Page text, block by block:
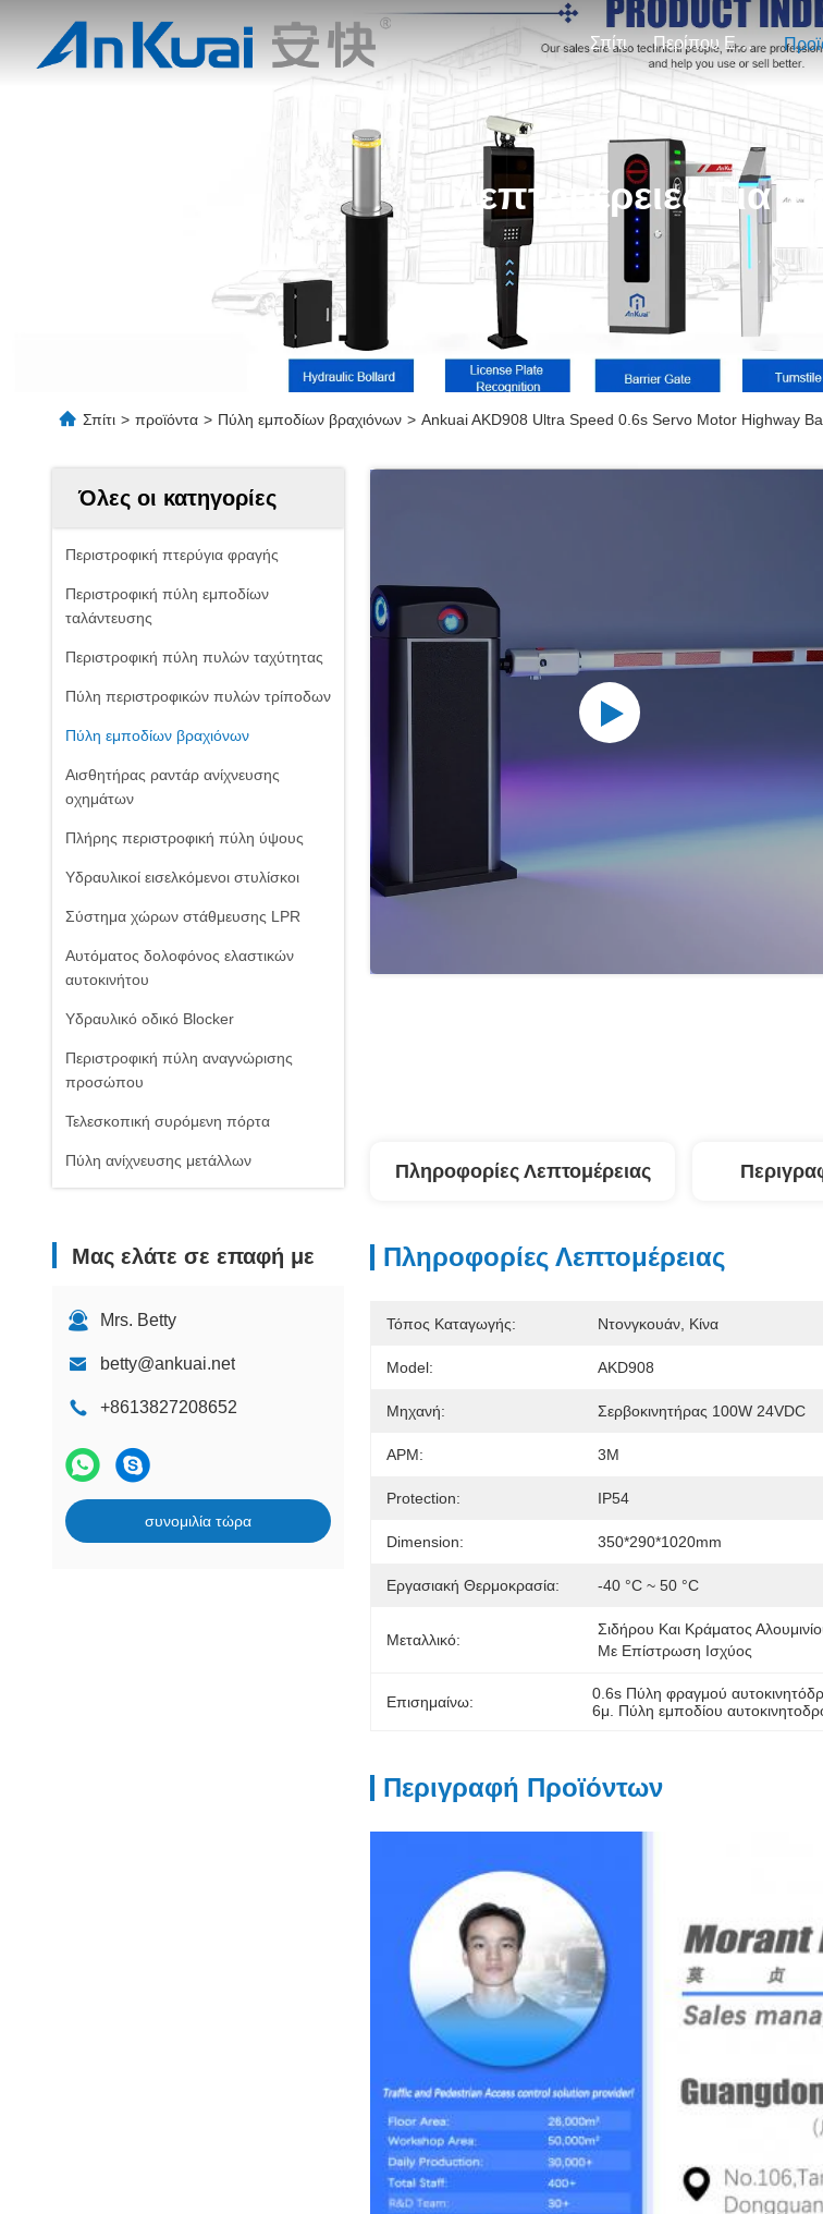
Σπίτι Περίπου Εμείς
Λεπτομέρειες Για
Σπίτι > προϊόντα > Πύλη εμποδίων βραχιόνων > Ankuai AKD908 Ultra Speed 0.6s Servo Motor Highway
Όλες οι κατηγορίες
Περιστροφική πτερύγια φραγής
Περιστροφική πύλη εμποδίων
ταλάντευσης
Περιστροφική πύλη πυλών ταχύτητας
Πύλη περιστροφικών πυλών τρίποδων
Πύλη εμποδίων βραχιόνων
Αισθητήρας ραντάρ ανίχνευσης
οχημάτων
Πλήρης περιστροφική πύλη ύψους
Υδραυλικοί εισελκόμενοι στυλίσκοι
Σύστημα χώρων στάθμευσης LPR
Αυτόματος δολοφόνος ελαστικών
αυτοκινήτου
Υδραυλικό οδικό Blocker
Περιστροφική πύλη αναγνώρισης
προσώπου
Τελεσκοπική συρόμενη πόρτα
Πύλη ανίχνευσης μετάλλων
Μας ελάτε σε επαφή με
Mrs. Betty
betty@ankuai.net
+8613827208652
συνομιλία τώρα
Πληροφορίες Λεπτομέρειας
Πληροφορίες Λεπτομέρειας
Τόπος Καταγωγής: Ντονγκουάν, Κίνα
Model: AKD908
Μηχανή: Σερβοκινητήρας 100W 24VDC
ΑΡΜ: 3M
Protection: IP54
Dimension: 350*290*1020mm
Εργασιακή Θερμοκρασία: -40 °C ~ 50 °C
Μεταλλικό:
Σιδήρου Και Κράματος
Με Επίστρωση Ισχύος
Επισημαίνω: 0.6s Πύλη φραγμού
6μ. Πύλη εμποδίου
Περιγραφή Προϊόντων